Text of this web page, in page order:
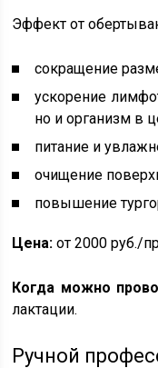
Эффект от
сокращение
ускорение
но и организм в
питание и
очищение
повышение
Цена: от 2000 руб./
Когда можно
лактации.
Ручной